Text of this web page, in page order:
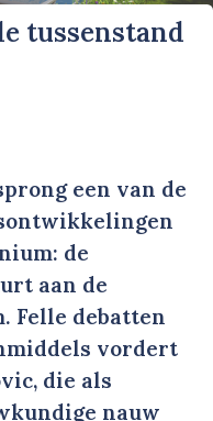
tussenstand
een van de
de
aan de
Felle debatten
vordert
die als
nauw